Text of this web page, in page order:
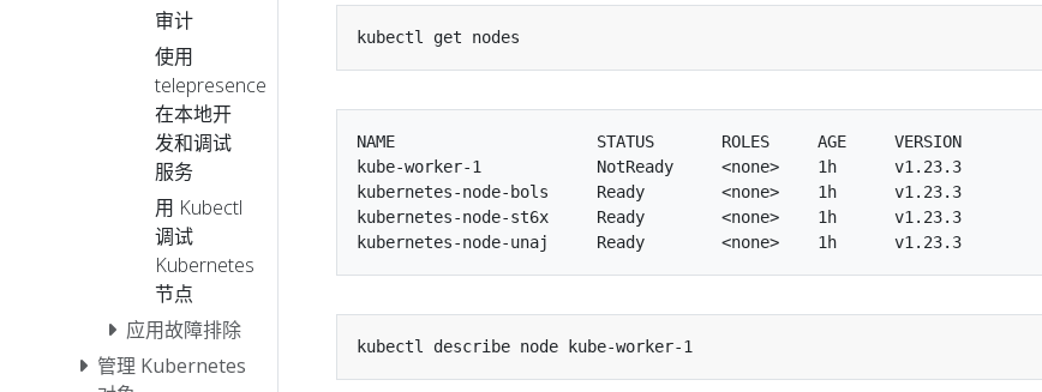
审计
使用
telepresence
在本地开
发和调试
服务
用 Kubectl
调试
Kubernetes
节点
应用故障排除
管理 Kubernetes
NAME                     STATUS       ROLES     AGE     VERSION
kube-worker-1            NotReady     <none>    1h      v1.23.3
kubernetes-node-bols     Ready        <none>    1h      v1.23.3
kubernetes-node-st6x     Ready        <none>    1h      v1.23.3